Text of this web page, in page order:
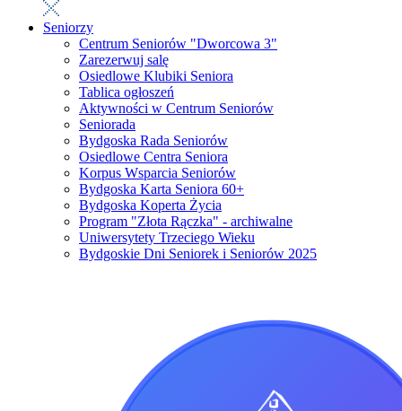
Seniorzy
Centrum Seniorów "Dworcowa 3"
Zarezerwuj salę
Osiedlowe Klubiki Seniora
Tablica ogłoszeń
Aktywności w Centrum Seniorów
Seniorada
Bydgoska Rada Seniorów
Osiedlowe Centra Seniora
Korpus Wsparcia Seniorów
Bydgoska Karta Seniora 60+
Bydgoska Koperta Życia
Program "Złota Rączka" - archiwalne
Uniwersytety Trzeciego Wieku
Bydgoskie Dni Seniorek i Seniorów 2025